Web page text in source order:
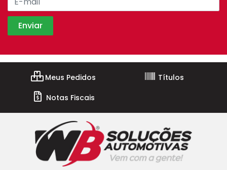
Meus Pedidos
Títulos
Notas Fiscais